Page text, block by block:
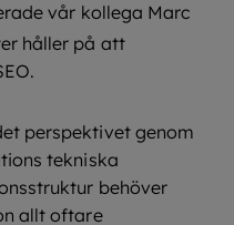
vår kollega Marc
håller på att
perspektivet genom
tekniska
behöver
allt oftare